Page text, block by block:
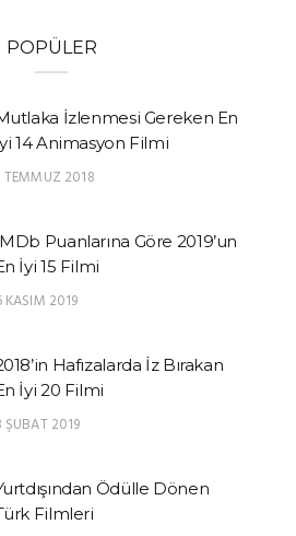
POPÜLER
İzlenmesi Gereken En
14 Animasyon Filmi
TEMMUZ 2018
Puanlarına Göre 2019’un
İyi 15 Filmi
KASIM 2019
Hafızalarda İz Bırakan
İyi 20 Filmi
ŞUBAT 2019
Ödülle Dönen
Filmleri